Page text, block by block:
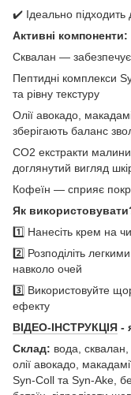
✔️ Ідеально
Активні компоненти:
Сквалан — забезпечує
Пептидні комплекси
та рівну текстуру
Олії авокадо,
зберігають баланс
СО2 екстракти
доглянутий вигляд
Кофеїн — сприяє
Як
1️⃣ Нанесіть крем на
2️⃣ Розподіліть
навколо очей
3️⃣ Використовуйте
ефекту
ВІДЕО-ІНСТРУКЦІЯ -
Склад: вода,
олії авокадо,
Syn-Coll та Syn-Ake,